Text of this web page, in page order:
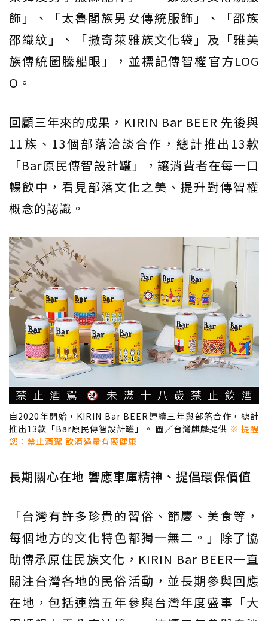
飾」、「太魯閣族男女傳統服飾」、「邵族
邵織紋」、「撒奇萊雅族文化袋」及「雅美
族傳統圖騰船眼」，並標記傳智權官方LOG
O。
回顧三年來的成果，KIRIN Bar BEER 先後與
11族、13個部落洽談合作，總計推出13款
「Bar原民傳智設計罐」，讓消費者在每一口
暢飲中，看見部落文化之美、提升對傳智權
概念的認識。
自2020年開始，KIRIN Bar BEER連續三年與部落合作，總計
推出13款「Bar原民傳智設計罐」。 圖／台灣麒麟提供 ※ 提醒
您：禁止酒駕 飲酒過量有礙健康
長期關心在地 響應車庫精神、提倡環保價值
「台灣有許多珍貴的習俗、節慶、美食等，
每個地方的文化特色都獨一無二。」除了協
助傳承原住民族文化，KIRIN Bar BEER一直
關注台灣各地的民俗活動，並長期參與回應
在地，包括連續五年參與台灣年度盛事「大